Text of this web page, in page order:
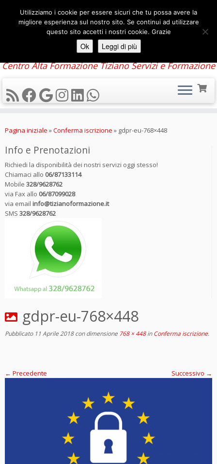
contenuto
Centro Alta Formazione Tiziano Servizi e Formazione
Pagina iniziale »Conferma iscrizione » gdpr-eu-768×448
Info e Prenotazioni
Richiedi la disponibilità dei nostri servizi oggi stesso!
Chiamaci allo 06/87133114
Mobile 328/9628762
via Fax allo 06/87099028
via email info@tizianoformazione.it
SMS 328/9628762
gdpr-eu-768×448
Pubblicato 11 Aprile 2018con dimensione 768 × 448inConferma iscrizione.
← Precedente Successivo →
Utilizziamo i cookie per essere sicuri che tu possa avere la
migliore esperienza sul nostro sito. Se continui ad utilizzare
questo sito accetti i nostri cookie. Grazie
Ok Leggi di più